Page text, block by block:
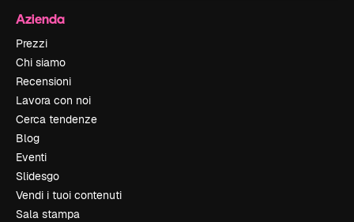
Azienda
Prezzi
Chi siamo
Recensioni
Lavora con noi
Cerca tendenze
Blog
Eventi
Slidesgo
Vendi i tuoi contenuti
Sala stampa